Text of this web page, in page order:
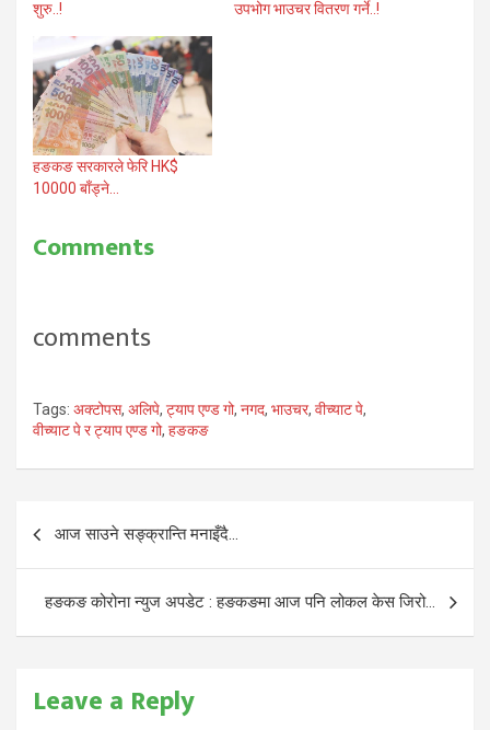
शुरु..!
उपभोग भाउचर वितरण गर्ने..!
हङकङ सरकारले फेरि HK$
10000 बाँड्ने…
Comments
comments
Tags: अक्टोपस, अलिपे, ट्याप एण्ड गो, नगद, भाउचर, वीच्याट पे,
वीच्याट पे र ट्याप एण्ड गो, हङकङ
Post
navigation
आज साउने सङ्क्रान्ति मनाइँदै…
हङकङ कोरोना न्युज अपडेट : हङकङमा आज पनि लोकल केस जिरो…
Leave a Reply